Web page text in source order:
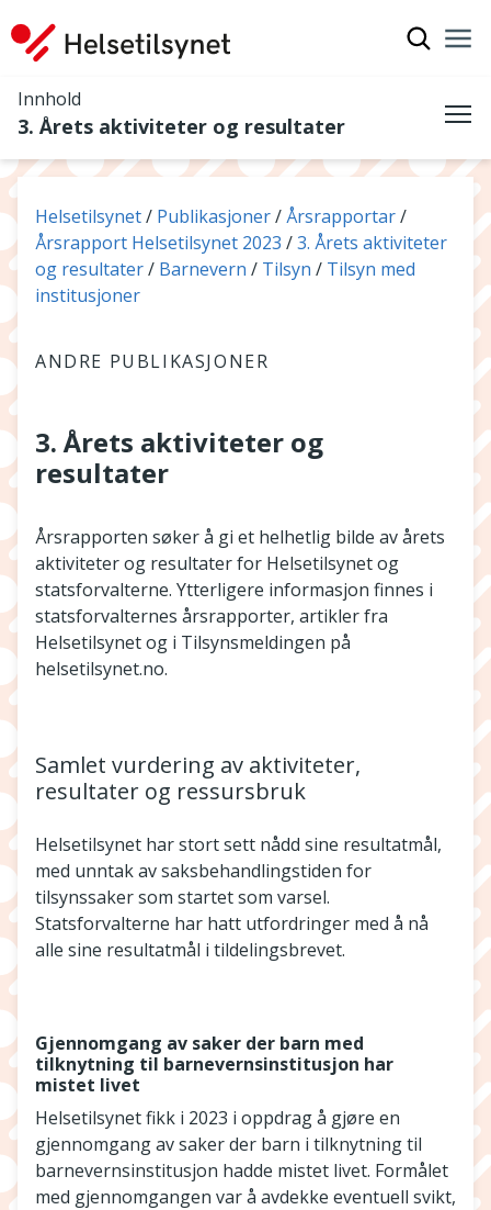
Innhold
3. Årets aktiviteter og resultater
Du er her:
Helsetilsynet Publikasjoner
Årsrapportar
Årsrapport Helsetilsynet 2023
3. Årets aktiviteter
og resultater
Barnevern Tilsyn
Tilsyn med
institusjoner
ANDRE PUBLIKASJONER
3. Årets aktiviteter og
resultater
Årsrapporten søker å gi et helhetlig bilde av årets
aktiviteter og resultater for Helsetilsynet og
statsforvalterne. Ytterligere informasjon finnes i
statsforvalternes årsrapporter, artikler fra
Helsetilsynet og i Tilsynsmeldingen på
helsetilsynet.no.
Samlet vurdering av aktiviteter,
resultater og ressursbruk
Helsetilsynet har stort sett nådd sine resultatmål,
med unntak av saksbehandlingstiden for
tilsynssaker som startet som varsel.
Statsforvalterne har hatt utfordringer med å nå
alle sine resultatmål i tildelingsbrevet.
Gjennomgang av saker der barn med
tilknytning til barnevernsinstitusjon har
mistet livet
Helsetilsynet fikk i 2023 i oppdrag å gjøre en
gjennomgang av saker der barn i tilknytning til
barnevernsinstitusjon hadde mistet livet. Formålet
med gjennomgangen var å avdekke eventuell svikt,